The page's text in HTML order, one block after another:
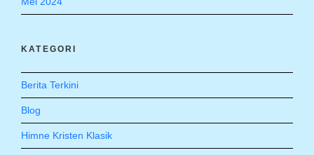
KATEGORI
Berita Terkini
Blog
Himne Kristen Klasik